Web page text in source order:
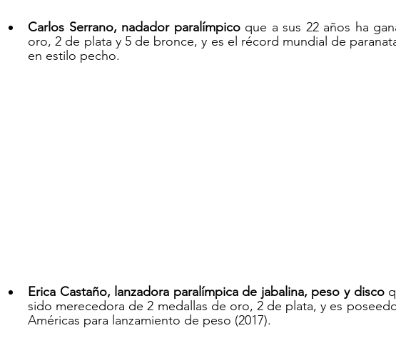
Carlos Serrano, nadador paralímpico que a sus 22 años ha
oro, 2 de plata y 5 de bronce, y es el récord mundial de
en estilo pecho.
Erica Castaño, lanzadora paralímpica de jabalina, peso y disco
sido merecedora de 2 medallas de oro, 2 de plata, y es
Américas para lanzamiento de peso (2017).